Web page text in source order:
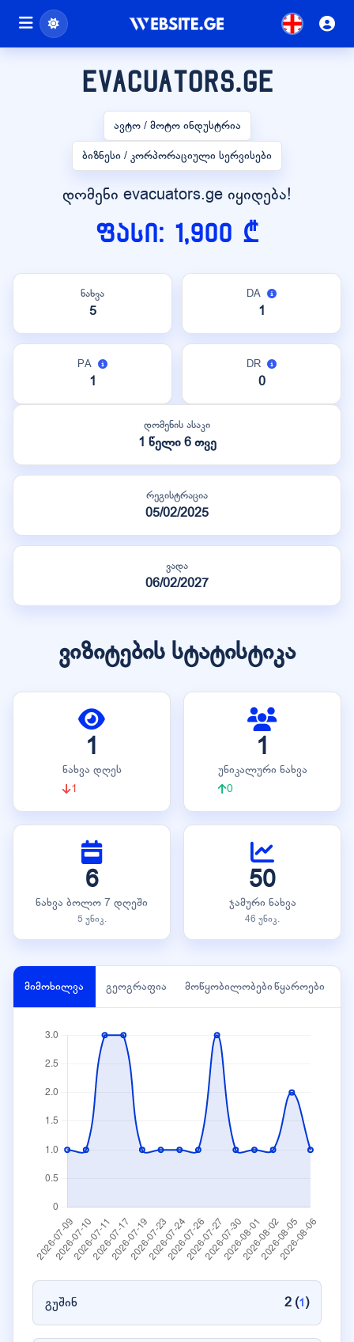
evacuators.ge
ავტო / მოტო ინდუსტრია
ბიზნესი / კორპორაციული სერვისები
დომენი evacuators.ge იყიდება!
ფასი: 1,900 ₾
ნახვა
5
DA
1
PA
1
DR
0
დომენის ასაკი
1 წელი 6 თვე
რეგისტრაცია
05/02/2025
ვადა
06/02/2027
ვიზიტების სტატისტიკა
1
ნახვა დღეს
1
1
უნიკალური ნახვა
0
6
ნახვა ბოლო 7 დღეში
5 უნიკ.
50
ჯამური ნახვა
46 უნიკ.
მიმოხილვა გეოგრაფია მოწყობილობებიწყაროები
გუშინ 2 (1)